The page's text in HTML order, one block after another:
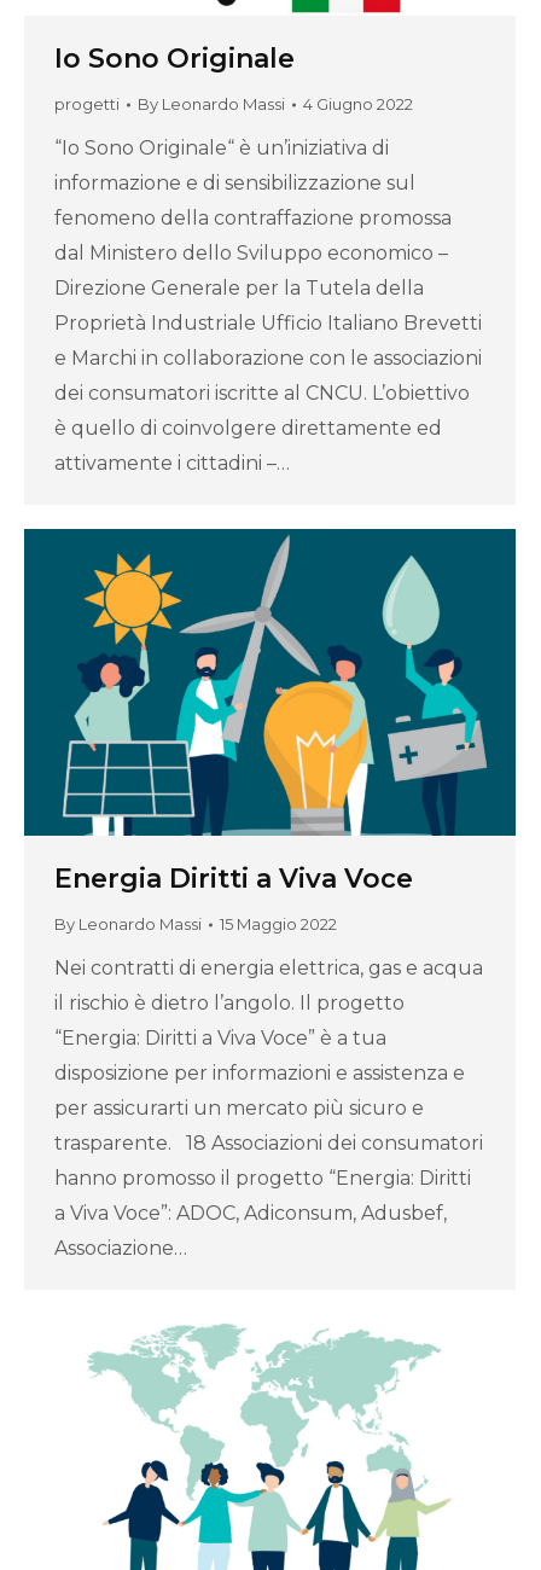
Io Sono Originale
progetti By Leonardo Massi 4 Giugno 2022
“Io Sono Originale“ è un’iniziativa di
informazione e di sensibilizzazione sul
fenomeno della contraffazione promossa
dal Ministero dello Sviluppo economico –
Direzione Generale per la Tutela della
Proprietà Industriale Ufficio Italiano Brevetti
e Marchi in collaborazione con le associazioni
dei consumatori iscritte al CNCU. L’obiettivo
è quello di coinvolgere direttamente ed
attivamente i cittadini –…
Energia Diritti a Viva Voce
By Leonardo Massi 15 Maggio 2022
Nei contratti di energia elettrica, gas e acqua
il rischio è dietro l’angolo. Il progetto
“Energia: Diritti a Viva Voce” è a tua
disposizione per informazioni e assistenza e
per assicurarti un mercato più sicuro e
trasparente. 18 Associazioni dei consumatori
hanno promosso il progetto “Energia: Diritti
a Viva Voce”: ADOC, Adiconsum, Adusbef,
Associazione…